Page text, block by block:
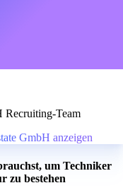
Recruiting-Team
GmbH anzeigen
um Techniker
zu bestehen